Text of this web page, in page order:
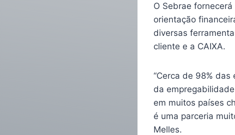
O Sebrae
orientação
diversas
cliente e a CAIXA.
“Cerca de 98%
da
em muitos países
é uma parceria
Melles.